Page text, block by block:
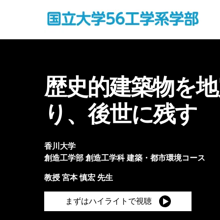
歴史的建築物を
り、後世に残す
香川大学
創造工学部 創造工学科 建築・都市環境コース
教授 宮本 慎宏 先生
まずはハイライトで視聴